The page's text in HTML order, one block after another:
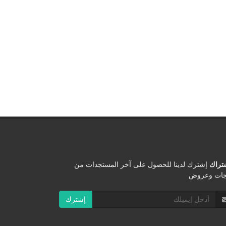
إشترك لدينا للحصول على آخر المستجدات من
وعروض
إشترك